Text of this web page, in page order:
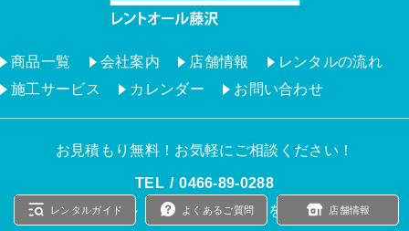
レンタルガイド よくあるご質問 店舗情報
商品一覧 会社案内 店舗情報
レンタルの流れ
施工サービス
カレンダー お問い合わせ
お見積もり無料！お気軽にご相談ください！
TEL
0466‐89‐0288
9：00 ～ 17：00（土日祝日を除く）